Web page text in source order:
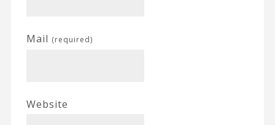
Mail (required)
Website